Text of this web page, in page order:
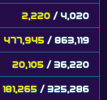
2,220 / 4,020
477,945 / 863,119
20,105 / 36,220
181,265 / 325,286